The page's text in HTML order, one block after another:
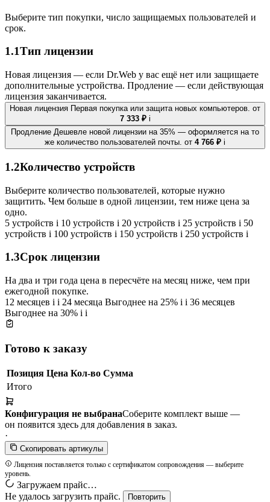
Выберите тип покупки, число защищаемых пользователей и
срок.
1.1Тип лицензии
Новая лицензия — если Dr.Web у вас ещё нет или защищаете
дополнительные устройства. Продление — если действующая
лицензия заканчивается.
Новая лицензия Первая покупка или защита новых компьютеров. от
7 333 ₽ i
Продление Дешевле новой лицензии на 35% — оформляется на то
же количество пользователей почты. от 4 766 ₽ i
1.2Количество устройств
Выберите количество пользователей, которые нужно
защитить. Чем больше в одной лицензии, тем ниже цена за
одно.
5 устройств i 10 устройств i 20 устройств i 25 устройств i 50
устройств i 100 устройств i 150 устройств i 250 устройств i
1.3Срок лицензии
На два и три года цена в пересчёте на месяц ниже, чем при
ежегодной покупке.
12 месяцев i i 24 месяца Выгоднее на 25% i i 36 месяцев
Выгоднее на 30% i i
Готово к заказу
Позиция Цена Кол-во Сумма
Итого
Конфигурация не выбранаСоберите комплект выше —
он появится здесь для добавления в заказ.
·
Скопировать артикулы
Лицензия поставляется только с сертификатом сопровождения — выберите
уровень.
Загружаем прайс…
Не удалось загрузить прайс.
Повторить